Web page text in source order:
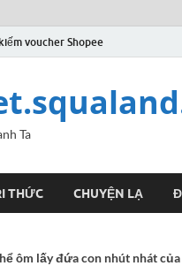
voucher Shopee
Ta
THỨC CHUYỆN LẠ
ôm lấy đứa con nhút nhát